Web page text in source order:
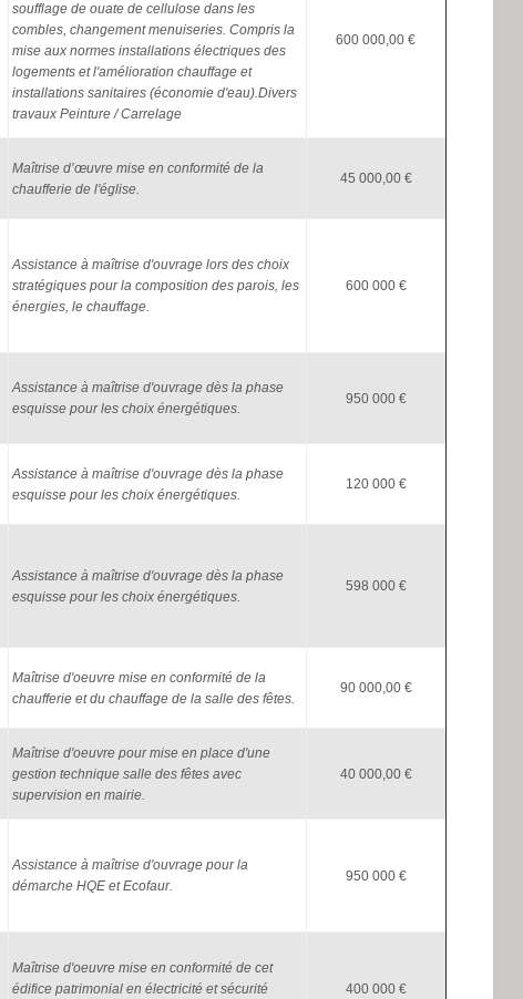
soufflage de ouate de cellulose dans les
combles, changement menuiseries. Compris la
mise aux normes installations électriques des
logements et l'amélioration chauffage et
installations sanitaires (économie d'eau).Divers
travaux Peinture / Carrelage
600 000,00 €
Maîtrise d’œuvre mise en conformité de la
chaufferie de l'église.
45 000,00 €
Assistance à maîtrise d'ouvrage lors des choix
stratégiques pour la composition des parois, les
énergies, le chauffage.
600 000 €
Assistance à maîtrise d'ouvrage dès la phase
esquisse pour les choix énergétiques.
950 000 €
Assistance à maîtrise d'ouvrage dès la phase
esquisse pour les choix énergétiques.
120 000 €
Assistance à maîtrise d'ouvrage dès la phase
esquisse pour les choix énergétiques.
598 000 €
Maîtrise d'oeuvre mise en conformité de la
chaufferie et du chauffage de la salle des fêtes.
90 000,00 €
Maîtrise d'oeuvre pour mise en place d'une
gestion technique salle des fêtes avec
supervision en mairie.
40 000,00 €
Assistance à maîtrise d'ouvrage pour la
démarche HQE et Ecofaur.
950 000 €
Maîtrise d'oeuvre mise en conformité de cet
édifice patrimonial en électricité et sécurité
400 000 €